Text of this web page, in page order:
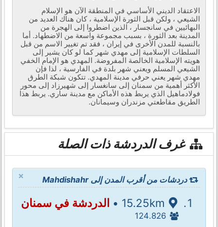
الاعتقاد الديني الأساسي في المنطقة الآن هو الإسلام
الشيعي ، ولكن قبل الثورة الإسلامية ، كان هناك العديد من
البهائيين في سانجسار ، الذين اضطروا إلى الهجرة من
المدينة بعد الثورة ، بسبب مجموعة واسعة من الاضطهاد. أما
بالنسبة للمدن الأخرى في إيران ، فقد تم تغيير الاسم من قبل
السلطات الإسلامية إلى مهدي شهر كما لو كان يشير إلى
هويته الإسلامية الخالصة المفروضة. المهدي هو الإمام الخفي
الشيعي المسلم ويعني شهر بلدة في الفارسية ، لذا فإن
مهدي شهر يعني حرفي مدينة المهدي. تتكون شبكة الطرق
الأكثر أهمية من سمنان إلى سانغسار إلى شهيرزاد إلى محور
فولادماهيل الذي يربط هذه الأماكن مع مدينة ساري. يربط هذا
الطريق مقاطعتي مزندران وسيمانان.
غرف الدردشة ذات الصلة
× دردشات من أقرب المدن إلى Mahdishahr
15.25km • الدردشة في سمنان